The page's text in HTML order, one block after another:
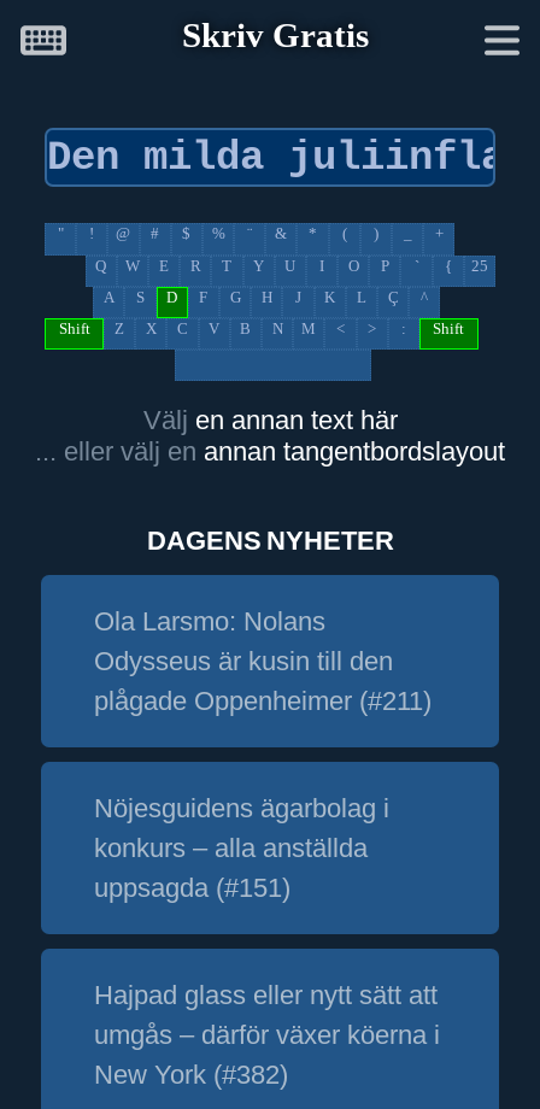
Skriv Gratis
" ! @ # $ % ¨ & * ( )
+
Q
W E R T Y U I O P ` {
25
A
S D F G H J K L Ç
^
Shift
Z X C V B N M < > : Shift
Välj en annan text här
... eller välj en annan tangentbordslayout
DAGENS NYHETER
Ola Larsmo: Nolans
Odysseus är kusin till den
plågade Oppenheimer (#211)
Nöjesguidens ägarbolag i
konkurs – alla anställda
uppsagda (#151)
Hajpad glass eller nytt sätt att
umgås – därför växer köerna i
New York (#382)